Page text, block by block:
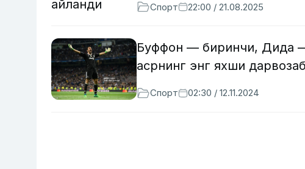
Спорт 22:00 / 21.08.2025
Буффон — биринчи, Дида —
асрнинг энг яхши
Спорт 02:30 / 12.11.2024